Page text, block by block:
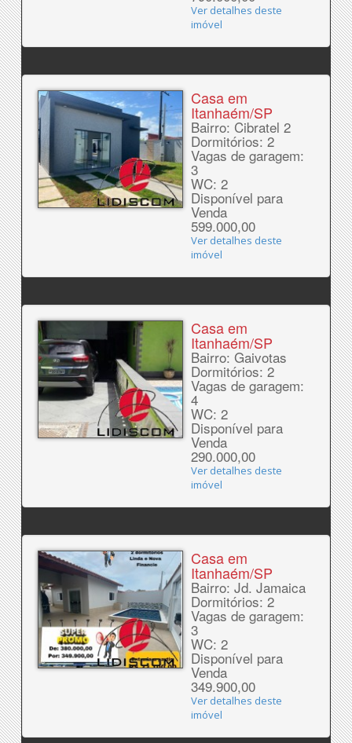
Ver detalhes deste
imóvel
Casa em
Itanhaém/SP
Bairro: Cibratel 2
Dormitórios: 2
Vagas de garagem:
3
WC: 2
Disponível para
Venda
599.000,00
Ver detalhes deste
imóvel
Casa em
Itanhaém/SP
Bairro: Gaivotas
Dormitórios: 2
Vagas de garagem:
4
WC: 2
Disponível para
Venda
290.000,00
Ver detalhes deste
imóvel
Casa em
Itanhaém/SP
Bairro: Jd. Jamaica
Dormitórios: 2
Vagas de garagem:
3
WC: 2
Disponível para
Venda
349.900,00
Ver detalhes deste
imóvel